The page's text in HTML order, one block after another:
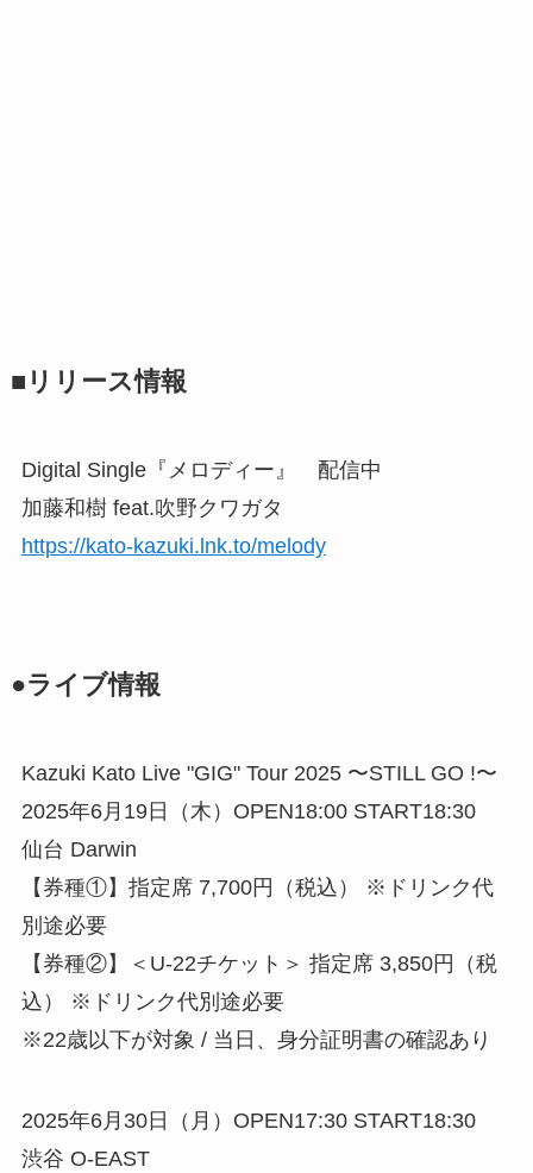
■リリース情報
Digital Single『メロディー』 配信中
加藤和樹 feat.吹野クワガタ
https://kato-kazuki.lnk.to/melody
●ライブ情報
Kazuki Kato Live "GIG" Tour 2025 〜STILL GO !〜
2025年6月19日（木）OPEN18:00 START18:30
仙台 Darwin
【券種①】指定席 7,700円（税込） ※ドリンク代
別途必要
【券種②】＜U-22チケット＞ 指定席 3,850円（税
込） ※ドリンク代別途必要
※22歳以下が対象 / 当日、身分証明書の確認あり
2025年6月30日（月）OPEN17:30 START18:30
渋谷 O-EAST